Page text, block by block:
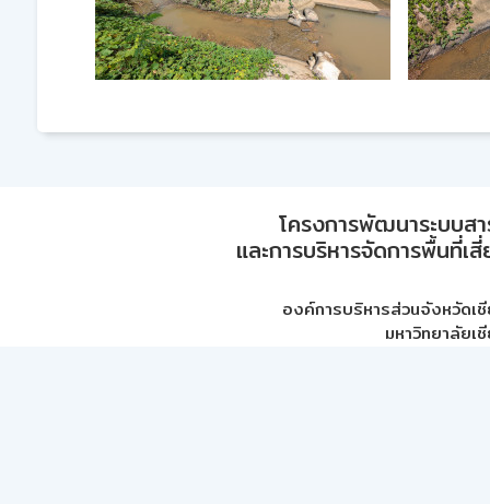
โครงการพัฒนาระบบส
และการบริหารจัดการพื้นที่เ
องค์การบริหารส่วนจังหวัดเ
มหาวิทยาลัยเ